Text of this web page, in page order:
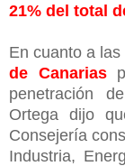
21% del total
En cuanto a
de Canarias
penetración
Ortega dijo
Consejería
Industria,